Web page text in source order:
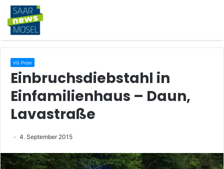
VG Prüm
Einbruchsdiebstahl in
Einfamilienhaus – Daun,
Lavastraße
4. September 2015